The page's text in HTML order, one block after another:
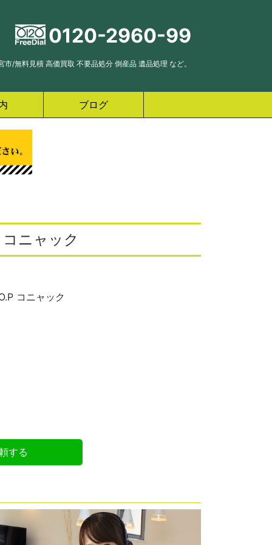
0120-2960-99
/無料見積 高価買取 不要品処分 倒産品 遺品処理 など。
ブログ
ニャック
コニャック
する